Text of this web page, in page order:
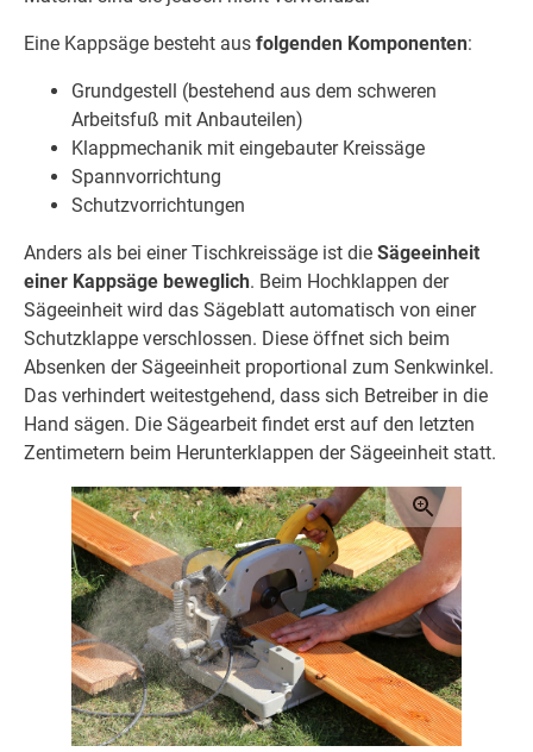
Eine Kappsäge besteht aus folgenden Komponenten:
Grundgestell (bestehend aus dem schweren
Arbeitsfuß mit Anbauteilen)
Klappmechanik mit eingebauter Kreissäge
Spannvorrichtung
Schutzvorrichtungen
Anders als bei einer Tischkreissäge ist die Sägeeinheit
einer Kappsäge beweglich. Beim Hochklappen der
Sägeeinheit wird das Sägeblatt automatisch von einer
Schutzklappe verschlossen. Diese öffnet sich beim
Absenken der Sägeeinheit proportional zum Senkwinkel.
Das verhindert weitestgehend, dass sich Betreiber in die
Hand sägen. Die Sägearbeit findet erst auf den letzten
Zentimetern beim Herunterklappen der Sägeeinheit statt.